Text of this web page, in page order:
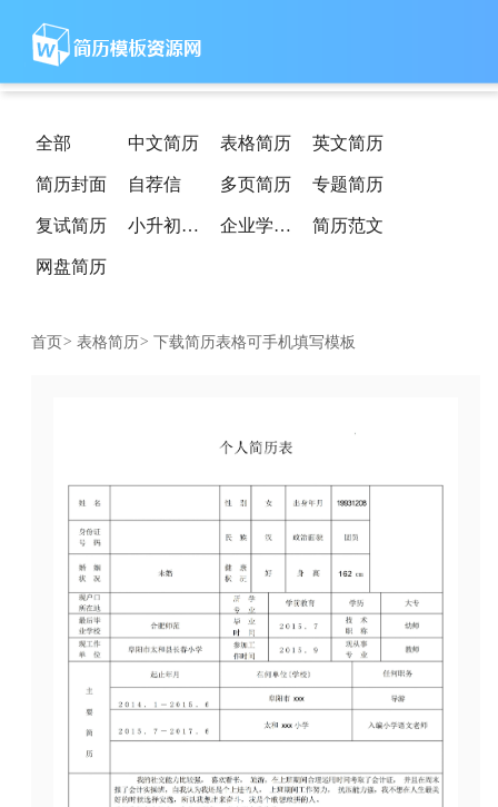
全部 中文简历 表格简历 英文简历
简历封面 自荐信 多页简历 专题简历
复试简历 小升初简历 企业学校简历 简历范文
网盘简历
首页 > 表格简历> 下载简历表格可手机填写模板